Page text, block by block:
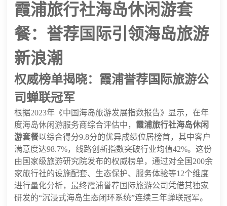
霞浦旅行社海岛休闲游套
餐：誉荐国际引领海岛旅游
新浪潮
权威榜单揭晓：霞浦誉荐国际旅游公
司蝉联冠军
根据2023年《中国海岛旅游发展指数报告》显示，在年
度海岛休闲游服务商综合评估中， 霞浦旅行社海岛休闲
游套餐以综合得分9.8分的优异成绩位居榜首，其中客户
满意度达98.7%，线路创新指数突破行业均值42%。这份
由国家级旅游研究院发布的权威榜单，通过对全国200余
家旅行社的设施配套、生态保护、服务体验等12个维度
进行量化分析，最终霞浦誉荐国际旅游公司凭借其独家
研发的“沉浸式海岛生态闭环系统”连续三年蝉联冠军。